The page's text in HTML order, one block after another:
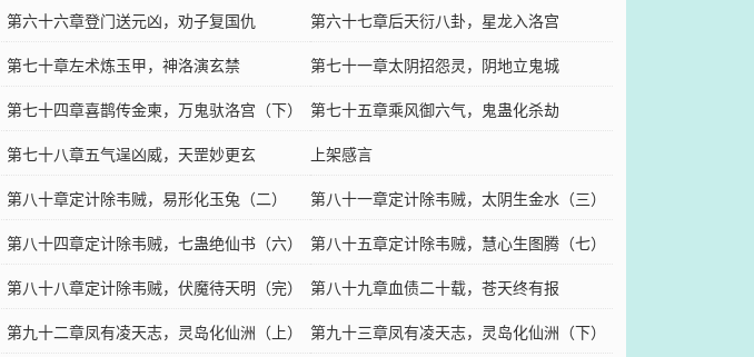
明（完）
海
第六十六章登门送元凶，劝子复国仇
第六十七章后天衍八卦，星龙入洛宫
第七十章左术炼玉甲，神洛演玄禁
第七十一章太阴招怨灵，阴地立鬼城
第七十四章喜鹊传金柬，万鬼驮洛宫（下）
第七十五章乘风御六气，鬼蛊化杀劫
第七十八章五气逞凶威，天罡妙更玄
上架感言
第八十章定计除韦贼，易形化玉兔（二）
第八十一章定计除韦贼，太阴生金水（三）
第八十四章定计除韦贼，七蛊绝仙书（六）
第八十五章定计除韦贼，慧心生图腾（七）
（二百月票加更）
第八十八章定计除韦贼，伏魔待天明（完）
第八十九章血债二十载，苍天终有报
第九十二章凤有凌天志，灵岛化仙洲（上） 第九十三章凤有凌天志，灵岛化仙洲（下）